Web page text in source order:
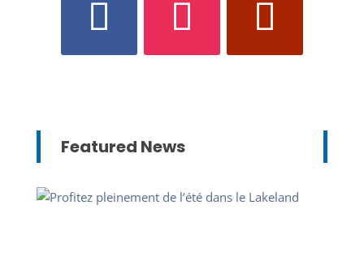
Featured News